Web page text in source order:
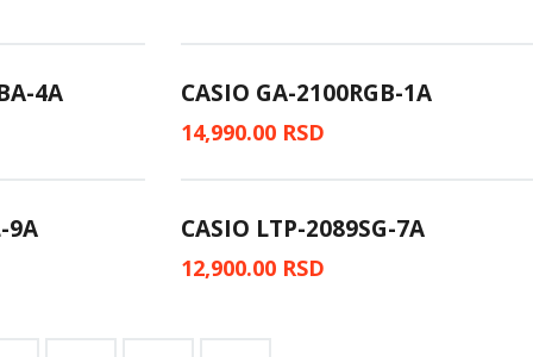
4A CASIO GA-2100RGB-1A
14,990.00 RSD
9A CASIO LTP-2089SG-7A
12,900.00 RSD